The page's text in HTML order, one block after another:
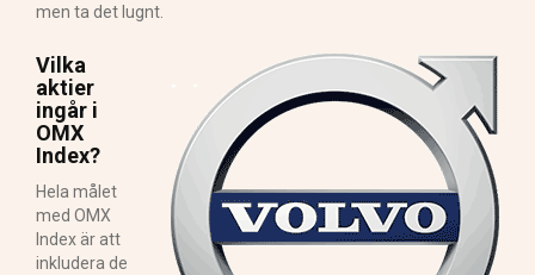
men ta det lugnt.
Vilka
aktier
ingår i
OMX
Index?
Hela målet
med OMX
Index är att
inkludera de